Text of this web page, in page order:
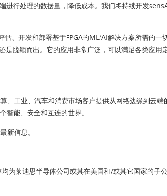
行处理的数据量，降低成本。我们将持续开发
、开发和部署基于FPGA的ML/AI解决方案所需的
脱颖而出。它的应用非常广泛，可以满足各类应用
、工业、汽车和消费市场客户提供从网络边缘到云
能、安全和互连的世界。
新信息。
莱迪思半导体公司或其在美国和/或其它国家的子